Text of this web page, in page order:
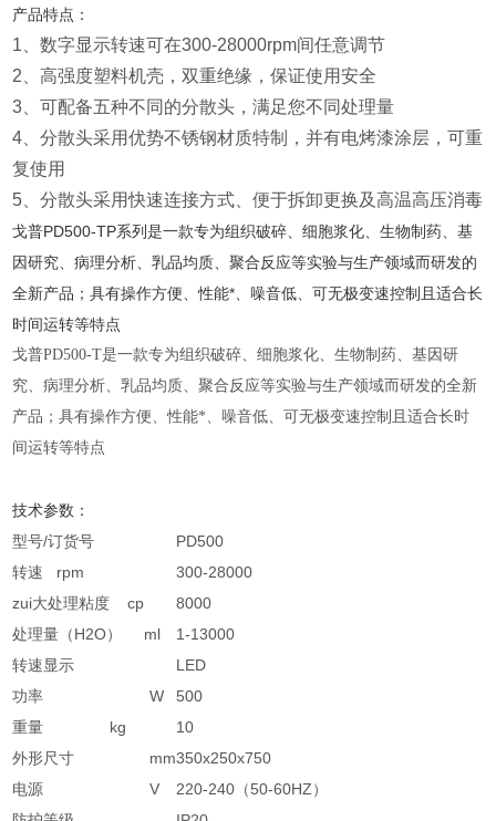
产品特点：
1、数字显示转速可在300-28000rpm间任意调节
2、高强度塑料机壳，双重绝缘，保证使用安全
3、可配备五种不同的分散头，满足您不同处理量
4、分散头采用优势不锈钢材质特制，并有电烤漆涂层，可重
复使用
5、分散头采用快速连接方式、便于拆卸更换及高温高压消毒
戈普PD500-TP系列是一款专为组织破碎、细胞浆化、生物制药、基
因研究、病理分析、乳品均质、聚合反应等实验与生产领域而研发的
全新产品；具有操作方便、性能*、噪音低、可无极变速控制且适合长
时间运转等特点
戈普PD500-T是一款专为组织破碎、细胞浆化、生物制药、基因研
究、病理分析、乳品均质、聚合反应等实验与生产领域而研发的全新
产品；具有操作方便、性能*、噪音低、可无极变速控制且适合长时
间运转等特点
技术参数：
型号/订货号
PD500
转速 rpm
300-28000
zui大处理粘度 cp
8000
处理量（H2O） ml
1-13000
转速显示
LED
功率 W
500
重量 kg
10
外形尺寸 mm350x250x750
电源 V
220-240（50-60HZ）